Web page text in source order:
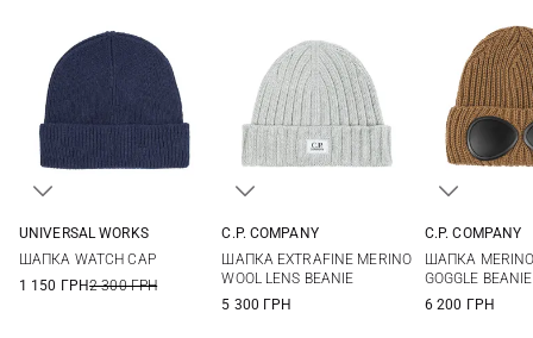
UNIVERSAL WORKS
ШАПКА WATCH CAP
1 150 ГРН2 300 ГРН
C.P. COMPANY
ШАПКА EXTRAFINE MERINO
WOOL LENS BEANIE
5 300 ГРН
C.P. COMPANY
ШАПКА MERINO
GOGGLE BEANIE
6 200 ГРН